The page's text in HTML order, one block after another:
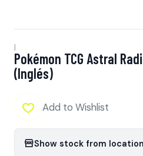
|
Pokémon TCG Astral
(Inglés)
Add to Wishlist
Show stock from